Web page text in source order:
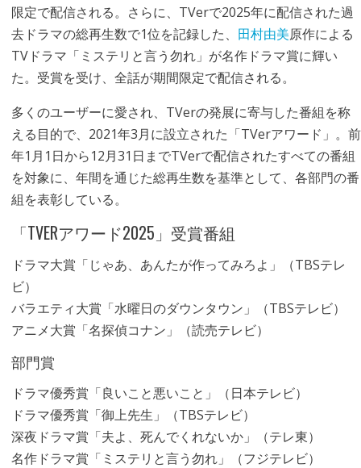
限定で配信される。さらに、TVerで2025年に配信された過
去ドラマの総再生数で1位を記録した、 田村由美原作による
TVドラマ「ミステリと言う勿れ」が名作ドラマ賞に輝い
た。受賞を受け、全話が期間限定で配信される。
多くのユーザーに愛され、TVerの発展に寄与した番組を称
える目的で、2021年3月に設立された「TVerアワード」。前
年1月1日から12月31日までTVerで配信されたすべての番組
を対象に、年間を通じた総再生数を基準として、各部門の番
組を表彰している。
「TVERアワード2025」受賞番組
ドラマ大賞「じゃあ、あんたが作ってみろよ」（TBSテレ
ビ）
バラエティ大賞「水曜日のダウンタウン」（TBSテレビ）
アニメ大賞「名探偵コナン」（読売テレビ）
部門賞
ドラマ優秀賞「良いこと悪いこと」（日本テレビ）
ドラマ優秀賞「御上先生」（TBSテレビ）
深夜ドラマ賞「夫よ、死んでくれないか」（テレ東）
名作ドラマ賞「ミステリと言う勿れ」（フジテレビ）